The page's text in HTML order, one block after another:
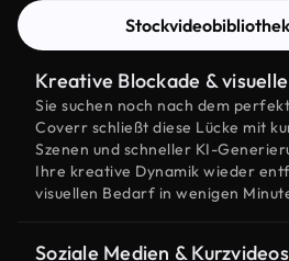
Kreative Blockade &
Sie suchen noch nach dem
Coverr schließt diese Lücke mit
Szenen und schneller KI-
Ihre kreative Dynamik wieder
visuellen Bedarf in wenigen
Soziale Medien & Kurzvideos